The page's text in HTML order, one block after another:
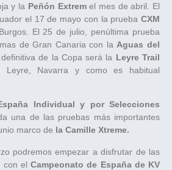
y la Peñón Extremel mes de abril. El
el 17 de mayo con la prueba CXM
El 25 de julio, penúltima prueba
de Gran Canaria con la Aguas del
de la Copa será la Leyre Trail
Navarra y como es habitual
Individual y por Selecciones
una de las pruebas más importantes
marco de la Camille Xtreme.
podremos empezar a disfrutar de las
con elCampeonato de España de KV